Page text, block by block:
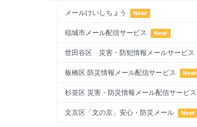
メールけいしちょう New!
稲城市メール配信サービス New!
世田谷区 災害・防犯情報メールサービス
板橋区 防災情報メール配信サービス New!
杉並区 災害・防災情報メール配信サービス
文京区「文の京」安心・防災メール New!